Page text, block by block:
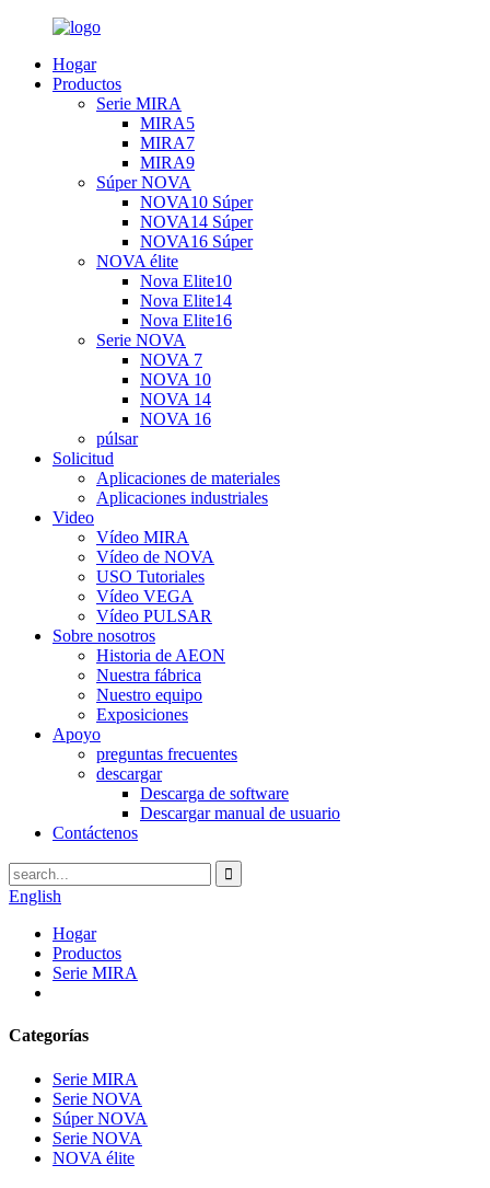
Hogar
Productos
Serie MIRA
MIRA5
MIRA7
MIRA9
Súper NOVA
NOVA10 Súper
NOVA14 Súper
NOVA16 Súper
NOVA élite
Nova Elite10
Nova Elite14
Nova Elite16
Serie NOVA
NOVA 7
NOVA 10
NOVA 14
NOVA 16
púlsar
Solicitud
Aplicaciones de materiales
Aplicaciones industriales
Video
Vídeo MIRA
Vídeo de NOVA
USO Tutoriales
Vídeo VEGA
Vídeo PULSAR
Sobre nosotros
Historia de AEON
Nuestra fábrica
Nuestro equipo
Exposiciones
Apoyo
preguntas frecuentes
descargar
Descarga de software
Descargar manual de usuario
Contáctenos
English
Hogar
Productos
Serie MIRA
Categorías
Serie MIRA
Serie NOVA
Súper NOVA
Serie NOVA
NOVA élite